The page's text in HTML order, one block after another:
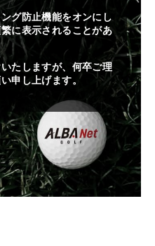
グ防止機能をオンにし
に表示されることがあ
たしますが、何卒ご理
申し上げます。